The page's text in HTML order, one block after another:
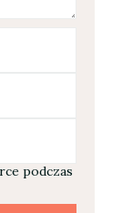
podczas